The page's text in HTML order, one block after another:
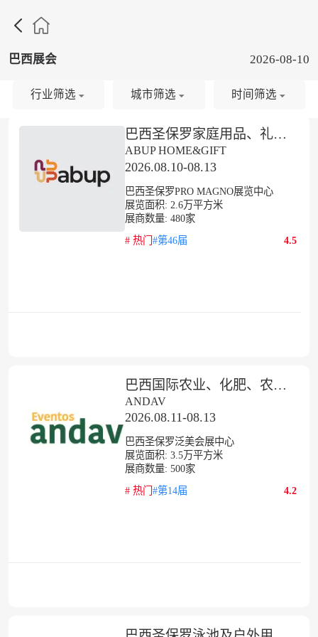

巴西展会 2026-08-10
巴西圣保罗家庭用品、礼品及家纺展秋季
ABUP HOME&GIFT
2026.08.10-08.13
巴西圣保罗PRO MAGNO展览中心
展览面积: 2.6万平方米
展商数量: 480家
# 热门 #第46届 4.5
巴西国际农业、化肥、农药、植保设备展览会
ANDAV
2026.08.11-08.13
巴西圣保罗泛美会展中心
展览面积: 3.5万平方米
展商数量: 500家
# 热门 #第14届 4.2
行业筛选 城市筛选 时间筛选